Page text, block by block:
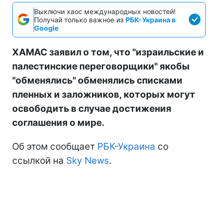
Выключи хаос международных новостей!
Получай только важное из РБК-Украина в
Google
ХАМАС заявил о том, что "израильские и
палестинские переговорщики" якобы
"обменялись" обменялись списками
пленных и заложников, которых могут
освободить в случае достижения
соглашения о мире.
Об этом сообщает РБК-Украина со
ссылкой на Sky News.